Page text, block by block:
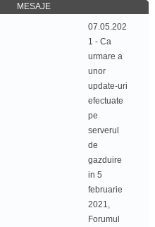
MESAJE
07.05.202
1 - Ca
urmare a
unor
update-uri
efectuate
pe
serverul
de
gazduire
in 5
februarie
2021,
Forumul